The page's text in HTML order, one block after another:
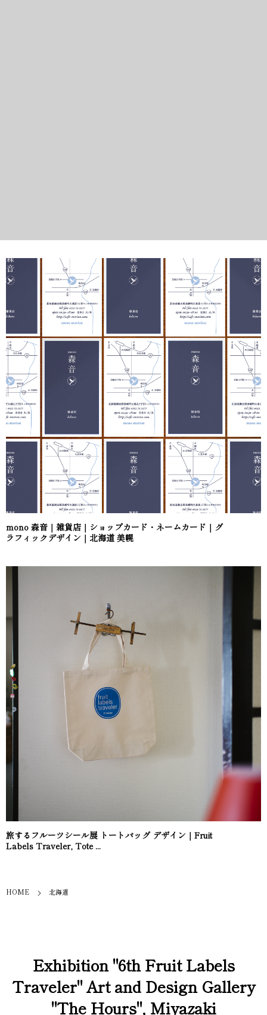
mono 森音｜雑貨店｜ショップカード・ネームカード｜グ
ラフィックデザイン｜北海道 美幌
旅するフルーツシール展 トートバッグ デザイン｜Fruit
Labels Traveler, Tote ...
HOME 北海道
Exhibition "6th Fruit Labels
Traveler" Art and Design Gallery
"The Hours", Miyazaki